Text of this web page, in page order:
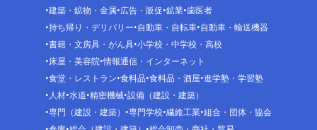
建築・鉱物・金属 広告・販促 鉱業 歯医者
持ち帰り・デリバリー 自動車・自転車 自動車・輸送機器
書籍・文房具・がん具 小学校・中学校・高校
床屋・美容院 情報通信・インターネット
食堂・レストラン 食料品 食料品・酒屋 進学塾・学習塾
人材 水道 精密機械 設備（建設・建築）
専門（建設・建築）
専門学校 繊維工業 組合・団体・協会